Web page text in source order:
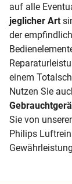
auf alle
jeglicher Art
der
einem
Nutzen Sie
Sie von
Philips